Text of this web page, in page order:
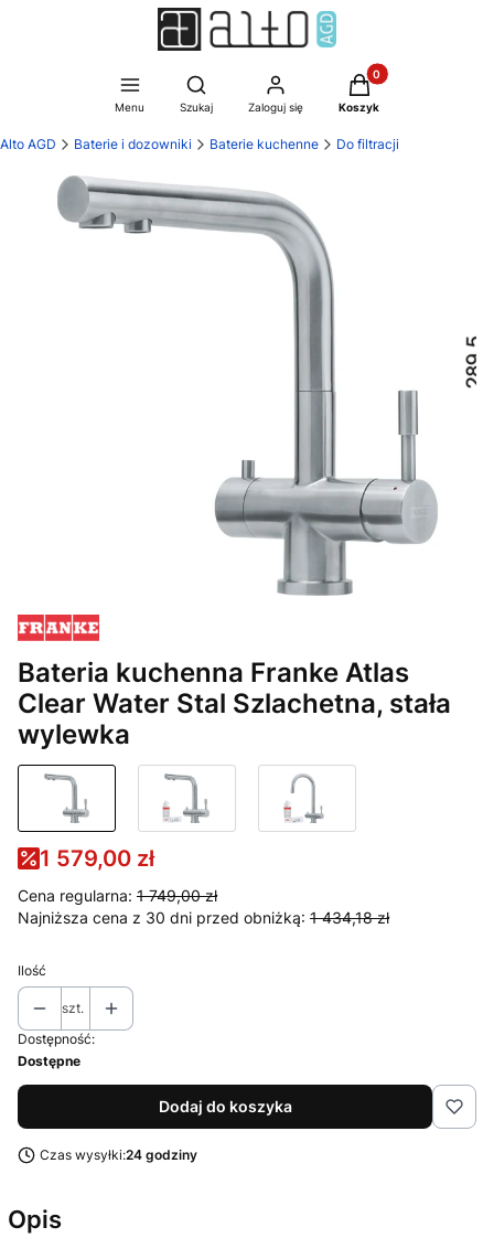
Menu
Otwórz wyszukiwarkę
Szukaj Zaloguj się
Produkty w
Koszyk
Alto AGD Baterie i dozowniki Baterie kuchenne Do filtracji
Bateria kuchenna Franke Atlas
Clear Water Stal Szlachetna, stała
wylewka
1 579,00 zł
Cena regularna: 1 749,00 zł
Najniższa cena z 30 dni przed obniżką: 1 434,18 zł
Ilość
szt.
Dostępność:
Dostępne
Dodaj do koszyka
Czas wysyłki:24 godziny
Opis